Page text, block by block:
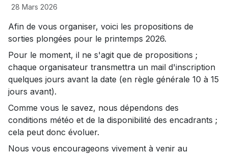
28 Mars 2026
Afin de vous organiser, voici les propositions de
sorties plongées pour le printemps 2026.
Pour le moment, il ne s'agit que de propositions ;
chaque organisateur transmettra un mail d'inscription
quelques jours avant la date (en règle générale 10 à 15
jours avant).
Comme vous le savez, nous dépendons des
conditions météo et de la disponibilité des encadrants ;
cela peut donc évoluer.
Nous vous encourageons vivement à venir au